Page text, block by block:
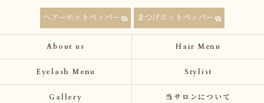
ヘアーホットペッパー まつげホットペッパー
About us Hair Menu
Eyelash Menu Stylist
Gallery 当サロンについて